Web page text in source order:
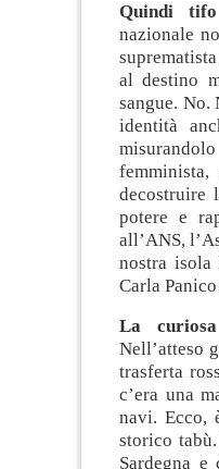
Quindi
nazionale
al destino
sangue.
identità
decostruire
potere e
all’ANS,
nostra isola
Carla
La
Nell’atteso
trasferta
c’era una
navi. Ecco,
storico
Sardegna